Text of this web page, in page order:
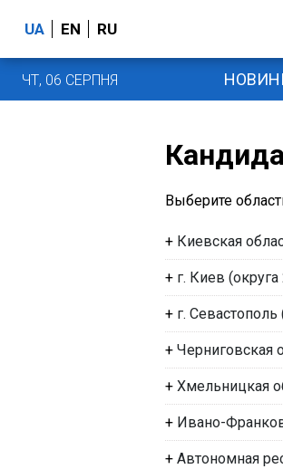
UA EN RU
ЧТ, 06 СЕРПНЯ
Выберите
+ Киевская
+ г. Киев
+ г.
+ Черниговская
+ Хмельницкая
+ Ивано-
+ Автономная